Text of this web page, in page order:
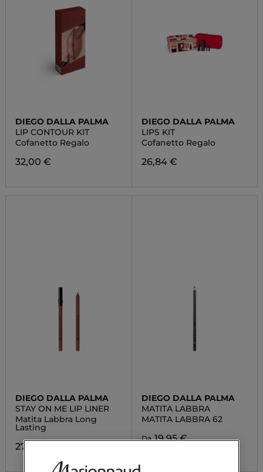
DIEGO DALLA PALMA
LIP CONTOUR KIT
Cofanetto Regalo
32,00 €
DIEGO DALLA PALMA
LIPS KIT
Cofanetto Regalo
26,84 €
DIEGO DALLA PALMA
STAY ON ME LIP LINER
Matita Labbra Long
Lasting
27,50 €
DIEGO DALLA PALMA
MATITA LABBRA
MATITA LABBRA 62
Da 19,95 €